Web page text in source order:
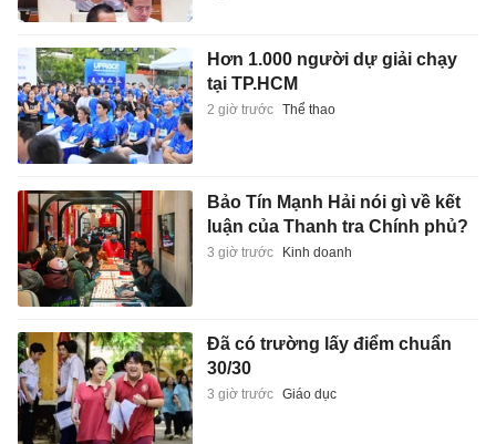
Hơn 1.000 người dự giải chạy
tại TP.HCM
2 giờ trước Thể thao
Bảo Tín Mạnh Hải nói gì về kết
luận của Thanh tra Chính phủ?
3 giờ trước Kinh doanh
Đã có trường lấy điểm chuẩn
30/30
3 giờ trước Giáo dục